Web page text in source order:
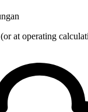
at operating